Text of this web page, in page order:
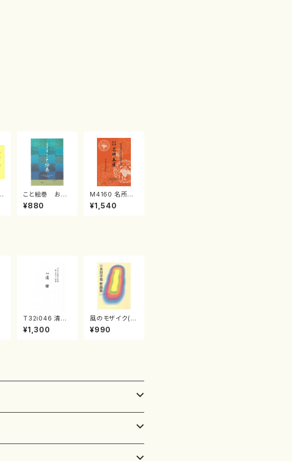
こと絵巻 お江
戸日本橋
¥880
M4160 名所土
産《箏曲楽譜》
（箏/宮城喜代
¥1,540
T32i046 清姫
（尺八/金森高山/
楽譜）都山流公
¥1,300
風のモザイク(/
水川 寿也/楽
譜）
¥990